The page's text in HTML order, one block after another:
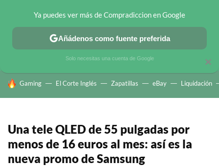
CHOLLOS TELEGRAM OFERTAS EN MÓVILES OFERTAS EN
HOY SE HABLA DE
Gaming El Corte Inglés Zapatillas eBay Liquidación
Una tele QLED de 55 pulgadas por
menos de 16 euros al mes: así es la
nueva promo de Samsung
×
Ya puedes ver más de Compradiccion en Google
Añádenos como fuente preferida
Solo necesitas una cuenta de Google